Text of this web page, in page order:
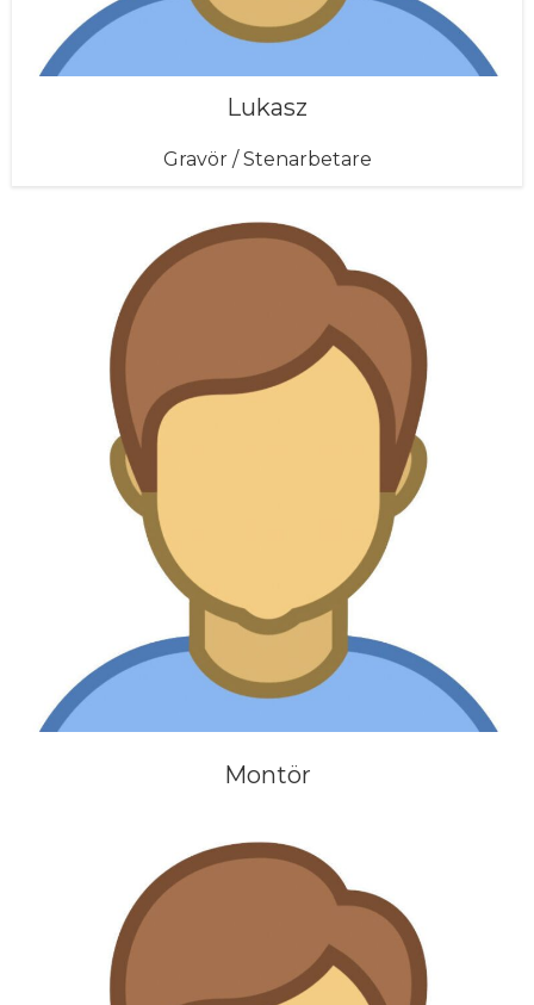
Lukasz
Gravör / Stenarbetare
Montör